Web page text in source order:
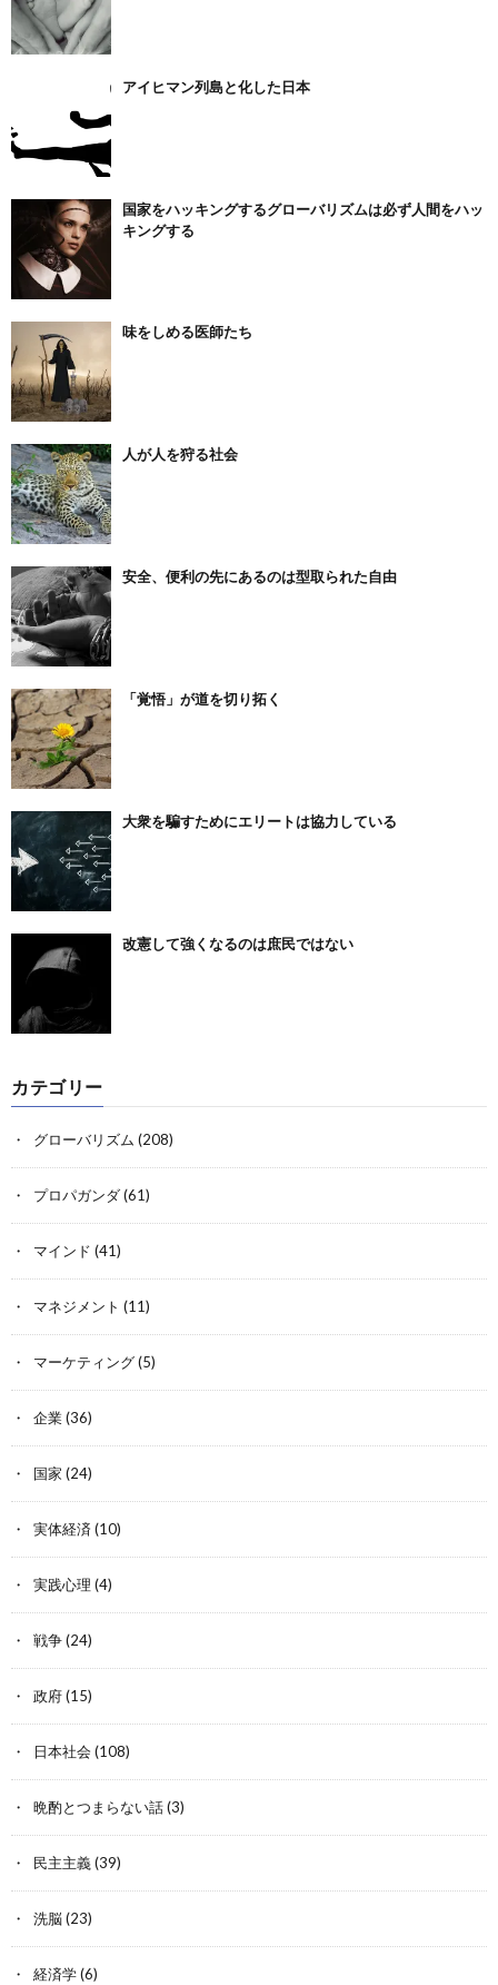
アイヒマン列島と化した日本
国家をハッキングするグローバリズムは必ず人間をハッ
キングする
味をしめる医師たち
人が人を狩る社会
安全、便利の先にあるのは型取られた自由
「覚悟」が道を切り拓く
大衆を騙すためにエリートは協力している
改憲して強くなるのは庶民ではない
カテゴリー
グローバリズム (208)
プロパガンダ(61)
マインド (41)
マネジメント (11)
マーケティング(5)
企業(36)
国家 (24)
実体経済 (10)
実践心理 (4)
戦争(24)
政府(15)
日本社会 (108)
晩酌とつまらない話(3)
民主主義(39)
洗脳(23)
経済学(6)